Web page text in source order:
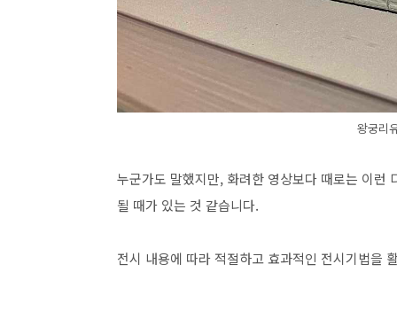
왕궁리
누군가도 말했지만, 화려한 영상보다 때로는 이런
될 때가 있는 것 같습니다.
전시 내용에 따라 적절하고 효과적인 전시기법을